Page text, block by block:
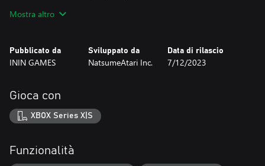
• Cerca di arrivare in cima alle classifiche online!
Mostra altro
Pubblicato da
ININ GAMES
Sviluppato da
NatsumeAtari Inc.
Data di rilascio
7/12/2023
Gioca con
XBOX Series X|S
Funzionalità